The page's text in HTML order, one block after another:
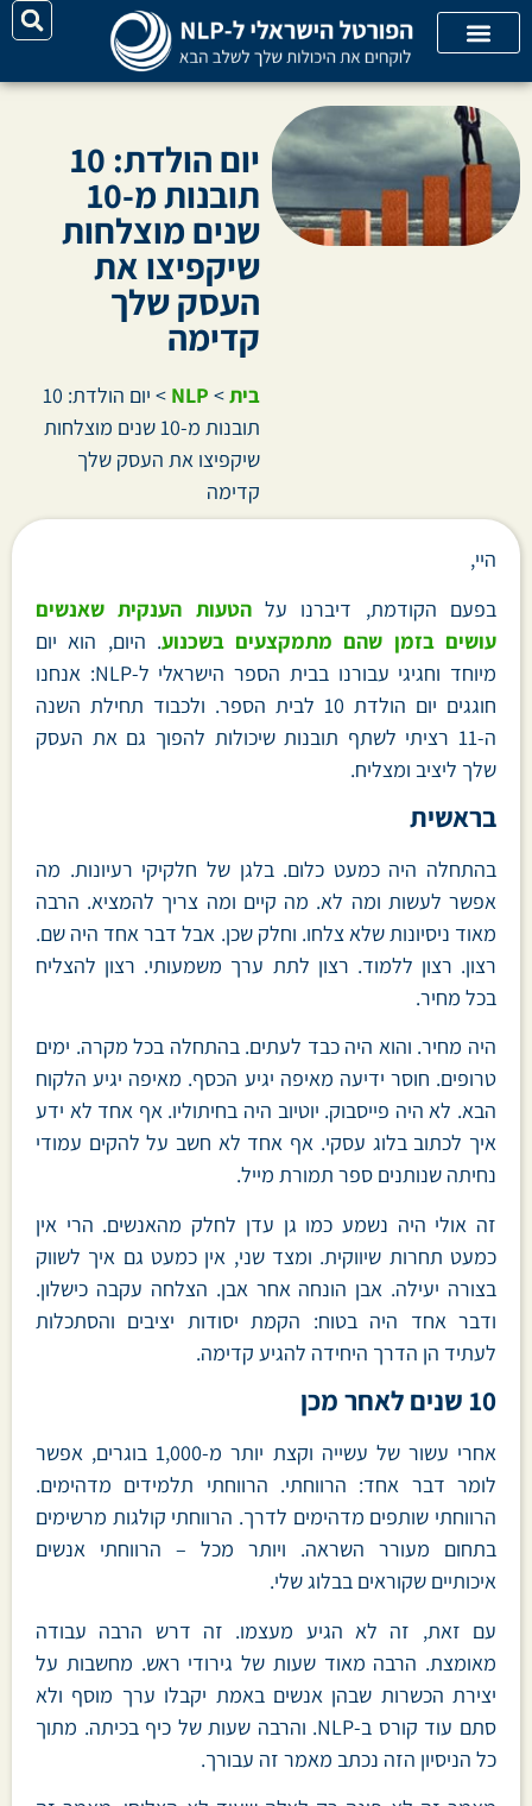
יום הולדת: 10
תובנות מ-10
שנים מוצלחות
שיקפיצו את
העסק שלך
קדימה
בית>
NLP
>
יום הולדת: 10
תובנות מ-10 שנים מוצלחות
שיקפיצו את העסק שלך
קדימה
היי,
בפעם הקודמת, דיברנו עלהטעות הענקית שאנשים
עושים בזמן שהם מתמקצעים בשכנוע. היום, הוא יום
מיוחד וחגיגי עבורנו בבית הספר הישראלי ל-NLP: אנחנו
חוגגים יום הולדת 10 לבית הספר. ולכבוד תחילת השנה
ה-11 רציתי לשתף תובנות שיכולות להפוך גם את העסק
שלך ליציב ומצליח.
בראשית
בהתחלה היה כמעט כלום. בלגן של חלקיקי רעיונות. מה
אפשר לעשות ומה לא. מה קיים ומה צריך להמציא. הרבה
מאוד ניסיונות שלא צלחו. וחלק שכן. אבל דבר אחד היה שם.
רצון. רצון ללמוד. רצון לתת ערך משמעותי. רצון להצליח
בכל מחיר.
היה מחיר. והוא היה כבד לעתים. בהתחלה בכל מקרה. ימים
טרופים. חוסר ידיעה מאיפה יגיע הכסף. מאיפה יגיע הלקוח
הבא. לא היה פייסבוק. יוטיוב היה בחיתוליו. אף אחד לא ידע
איך לכתוב בלוג עסקי. אף אחד לא חשב על להקים עמודי
נחיתה שנותנים ספר תמורת מייל.
זה אולי היה נשמע כמו גן עדן לחלק מהאנשים. הרי אין
כמעט תחרות שיווקית. ומצד שני, אין כמעט גם איך לשווק
בצורה יעילה. אבן הונחה אחר אבן. הצלחה עקבה כישלון.
ודבר אחד היה בטוח: הקמת יסודות יציבים והסתכלות
לעתיד הן הדרך היחידה להגיע קדימה.
10 שנים לאחר מכן
אחרי עשור של עשייה וקצת יותר מ-1,000 בוגרים, אפשר
לומר דבר אחד: הרווחתי. הרווחתי תלמידים מדהימים.
הרווחתי שותפים מדהימים לדרך. הרווחתי קולגות מרשימים
בתחום מעורר השראה. ויותר מכל – הרווחתי אנשים
איכותיים שקוראים בבלוג שלי.
עם זאת, זה לא הגיע מעצמו. זה דרש הרבה עבודה
מאומצת. הרבה מאוד שעות של גירודי ראש. מחשבות על
יצירת הכשרות שבהן אנשים באמת יקבלו ערך מוסף ולא
סתם עוד קורס ב-NLP. והרבה שעות של כיף בכיתה. מתוך
כל הניסיון הזה נכתב מאמר זה עבורך.